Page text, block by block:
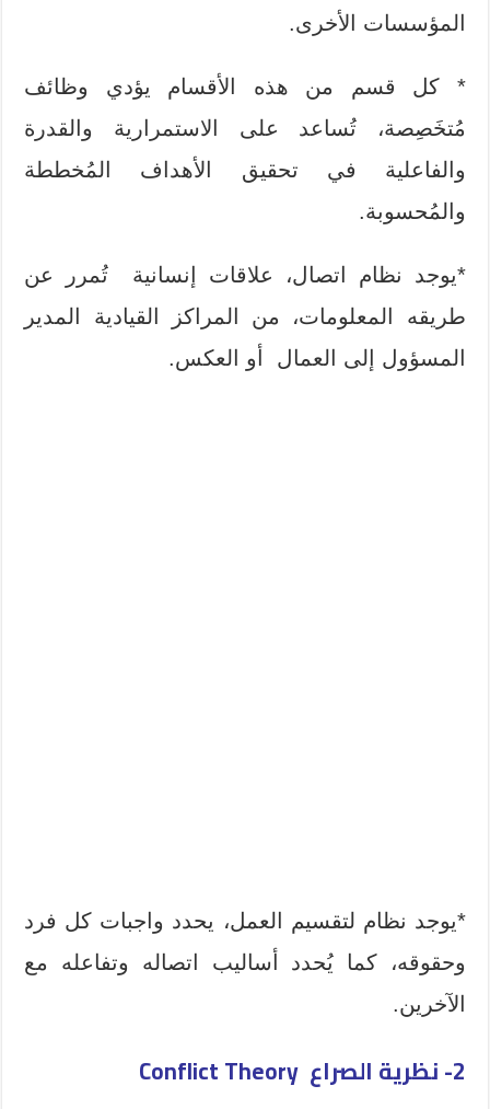
المؤسسات الأخرى.
* كل قسم من هذه الأقسام يؤدي وظائف
مُتخَصِصة، تُساعد على الاستمرارية والقدرة
والفاعلية في تحقيق الأهداف المُخططة
والمُحسوبة.
*يوجد نظام اتصال، علاقات إنسانية تُمرر عن
طريقه المعلومات، من المراكز القيادية المدير
المسؤول إلى العمال أو العكس.
*يوجد نظام لتقسيم العمل، يحدد واجبات كل فرد
وحقوقه، كما يُحدد أساليب اتصاله وتفاعله مع
الآخرين.
2- نظرية الصراع Conflict Theory